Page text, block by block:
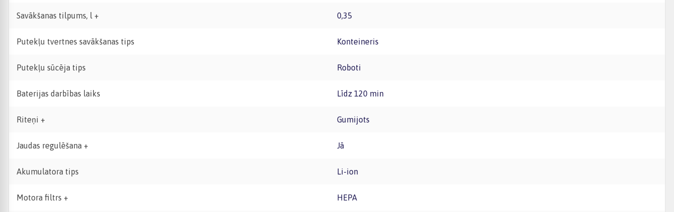
Savākšanas tilpums, l + 0,35
Putekļu tvertnes savākšanas tips Konteineris
Putekļu sūcēja tips Roboti
Baterijas darbības laiks Līdz 120 min
Riteņi + Gumijots
Jaudas regulēšana + Jā
Akumulatora tips Li-ion
Motora filtrs + HEPA